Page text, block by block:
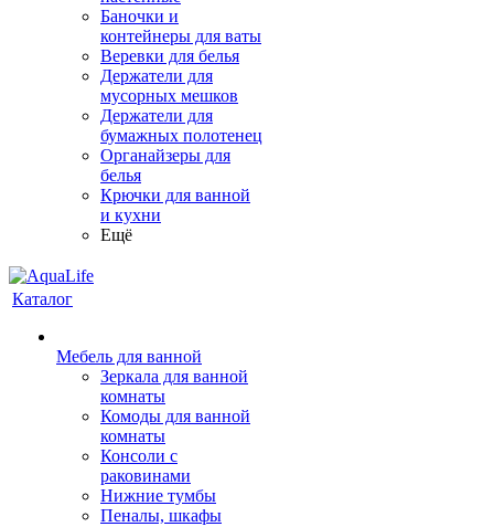
Баночки и
контейнеры для ваты
Веревки для белья
Держатели для
мусорных мешков
Держатели для
бумажных полотенец
Органайзеры для
белья
Крючки для ванной
и кухни
Ещё
Каталог
Мебель для ванной
Зеркала для ванной
комнаты
Комоды для ванной
комнаты
Консоли с
раковинами
Нижние тумбы
Пеналы, шкафы